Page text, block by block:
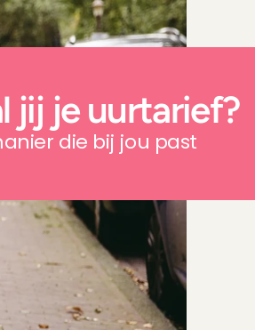
jij je uurtarief?
die bij jou past